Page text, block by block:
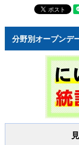
分野別オープンデ